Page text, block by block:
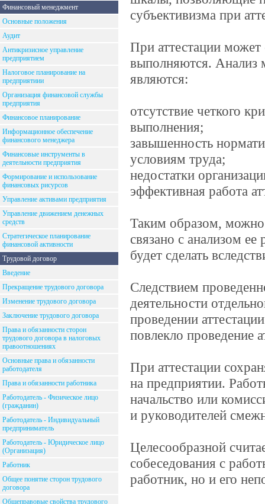
Финансовый менеджмент
Основные положения
Аудит
Антикризисное управление
предприятием
Налоговое планирование на
предприятиии
Организация финансовой службы
предприятия
Финансовое планирование
Информационное обеспечение
финансового менеджера
Финансовые инструменты в
деятельности предприятия
Формирование и использование
финансовых рисурсов
Управление активами предприятия
Управление движением денежных
средств
Стратегическое планирование
финансовой активности
Трудовой договор
Введение
Прекращение трудового договора
Изменение трудового договора
Заключение трудового договора
Права и обязанности сторон
трудового договора в налоговых
правоотношениях
Основные права и обязанности
работодателя
Права и обязанности работника
Работодатель - Физическое лицо
(гражданин)
Работодатель - Индивидуальный
предприниматель
Работодатель - Юридическое лицо
(Организация)
Работник
Общее понятие сторон трудового
договора
Общеправовые свойства трудового
субъективизма при
При аттестации
выполняются. Анализ
являются:
отсутствие четкого
выполнения;
завышенность
условиям труда;
недостатки
эффективная работа
Таким образом, можно
связано с анализом
будет сделать
Следствием
деятельности
проведении
повлекло проведение
При аттестации
на предприятии.
начальство или
и руководителей
Целесообразной
собеседования с
работник, но и его